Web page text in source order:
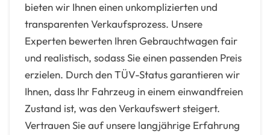
bieten wir Ihnen einen unkomplizierten und
transparenten Verkaufsprozess. Unsere
Experten bewerten Ihren Gebrauchtwagen fair
und realistisch, sodass Sie einen passenden Preis
erzielen. Durch den TÜV-Status garantieren wir
Ihnen, dass Ihr Fahrzeug in einem einwandfreien
Zustand ist, was den Verkaufswert steigert.
Vertrauen Sie auf unsere langjährige Erfahrung